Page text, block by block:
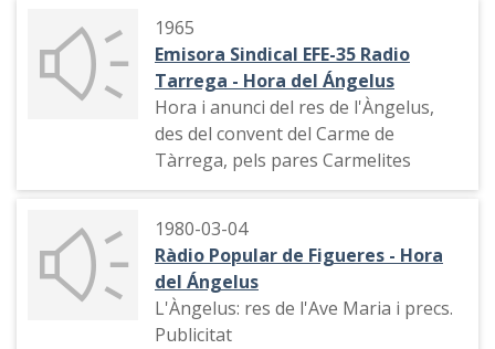
valors Gescartera, Ponferrada,
reunió de parlaments autonòmics.
Indicatiu de l'emissora, publicitat,
promoció del programa "Al tran
tran", publicitat, sintonia de la
cadena i indicatiu,
COPE Catalunya "Les notícies de les
12": línia d'alta tensió de les
Gavarres, inici del curs polític català,
línies ferroviàries, dades de l'atur.
Indicatiu de COPE Miramar
1965
Emisora Sindical EFE-35 Radio
Tarrega - Hora del Ángelus
Hora i anunci del res de l'Àngelus,
des del convent del Carme de
Tàrrega, pels pares Carmelites
1980-03-04
Ràdio Popular de Figueres - Hora
del Ángelus
L'Àngelus: res de l'Ave Maria i precs.
Publicitat